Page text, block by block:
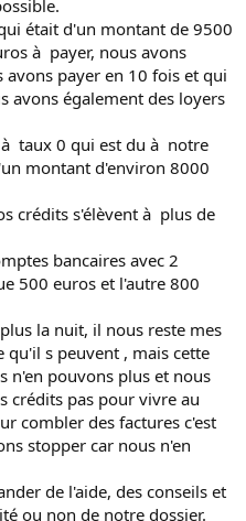
était d'un montant de 9500
à payer, nous avons
payer en 10 fois et qui
avons également des loyers
taux 0 qui est du à notre
montant d'environ 8000
crédits s'élèvent à plus de
bancaires avec 2
500 euros et l'autre 800
la nuit, il nous reste mes
qu'il s peuvent , mais cette
n'en pouvons plus et nous
crédits pas pour vivre au
combler des factures c'est
stopper car nous n'en
de l'aide, des conseils et
ou non de notre dossier.